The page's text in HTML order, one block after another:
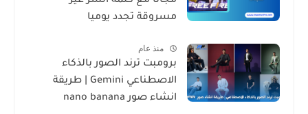
مسروقة تجدد يوميا
منذ عام
برومبت ترند الصور بالذكاء
الاصطناعي Gemini | طريقة
انشاء صور nano banana